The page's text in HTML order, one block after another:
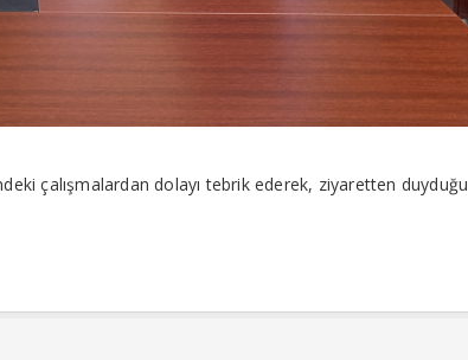
çalışmalardan dolayı tebrik ederek, ziyaretten duyduğu